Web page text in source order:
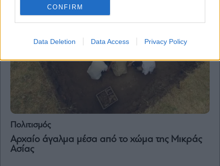
CONFIRM
Data Deletion Data Access Privacy Policy
Πολιτισμός
Αρχαίο άγαλμα μέσα από το χώμα της Μικράς
Ασίας